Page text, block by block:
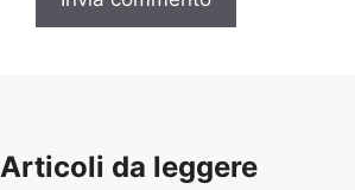
Articoli da leggere